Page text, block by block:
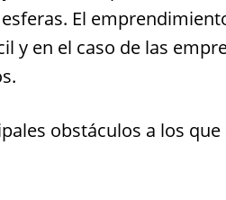
El
y en el caso de las
obstáculos a los